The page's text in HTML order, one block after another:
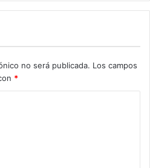
no será publicada. Los campos
*